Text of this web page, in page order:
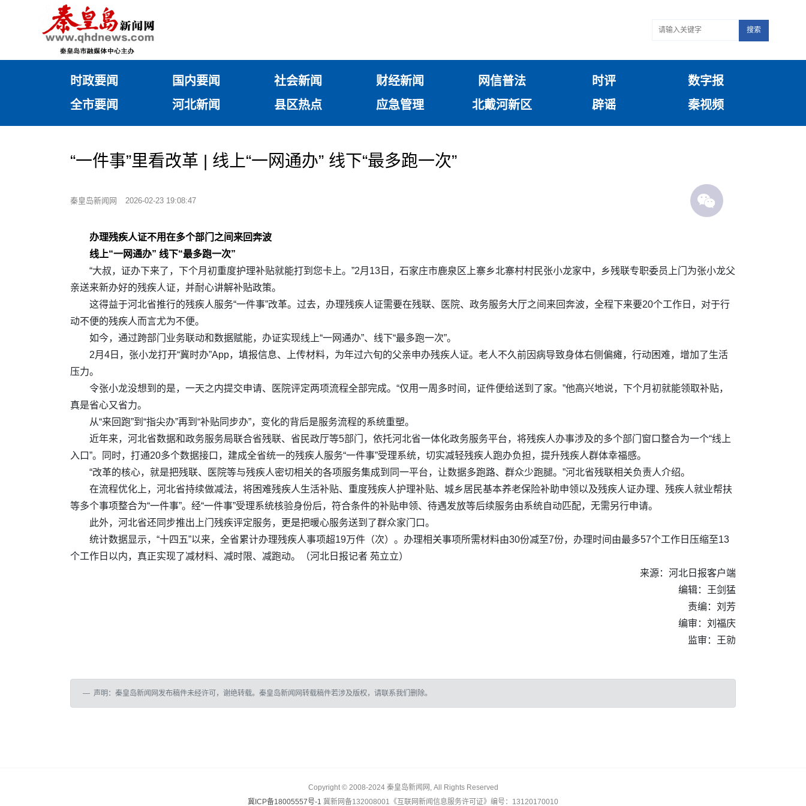
搜索
时政要闻 国内要闻 社会新闻 财经新闻 网信普法 时评
数字报
全市要闻
河北新闻 县区热点 应急管理 北戴河新区 辟谣 秦视频
“一件事”里看改革 | 线上“一网通办” 线下“最多跑一次”
秦皇岛新闻网 2026-02-23 19:08:47
办理残疾人证不用在多个部门之间来回奔波
线上“一网通办” 线下“最多跑一次”
“大叔，证办下来了，下个月初重度护理补贴就能打到您卡上。”2月13日，石家庄市鹿泉区上寨乡北寨村村民张小龙家中，乡残联专职委员上门为张小龙父
亲送来新办好的残疾人证，并耐心讲解补贴政策。
这得益于河北省推行的残疾人服务“一件事”改革。过去，办理残疾人证需要在残联、医院、政务服务大厅之间来回奔波，全程下来要20个工作日，对于行
动不便的残疾人而言尤为不便。
如今，通过跨部门业务联动和数据赋能，办证实现线上“一网通办”、线下“最多跑一次”。
2月4日，张小龙打开“冀时办”App，填报信息、上传材料，为年过六旬的父亲申办残疾人证。老人不久前因病导致身体右侧偏瘫，行动困难，增加了生活
压力。
令张小龙没想到的是，一天之内提交申请、医院评定两项流程全部完成。“仅用一周多时间，证件便给送到了家。”他高兴地说，下个月初就能领取补贴，
真是省心又省力。
从“来回跑”到“指尖办”再到“补贴同步办”，变化的背后是服务流程的系统重塑。
近年来，河北省数据和政务服务局联合省残联、省民政厅等5部门，依托河北省一体化政务服务平台，将残疾人办事涉及的多个部门窗口整合为一个“线上
入口”。同时，打通20多个数据接口，建成全省统一的残疾人服务“一件事”受理系统，切实减轻残疾人跑办负担，提升残疾人群体幸福感。
“改革的核心，就是把残联、医院等与残疾人密切相关的各项服务集成到同一平台，让数据多跑路、群众少跑腿。”河北省残联相关负责人介绍。
在流程优化上，河北省持续做减法，将困难残疾人生活补贴、重度残疾人护理补贴、城乡居民基本养老保险补助申领以及残疾人证办理、残疾人就业帮扶
等多个事项整合为“一件事”。经“一件事”受理系统核验身份后，符合条件的补贴申领、待遇发放等后续服务由系统自动匹配，无需另行申请。
此外，河北省还同步推出上门残疾评定服务，更是把暖心服务送到了群众家门口。
统计数据显示，“十四五”以来，全省累计办理残疾人事项超19万件（次）。办理相关事项所需材料由30份减至7份，办理时间由最多57个工作日压缩至13
个工作日以内，真正实现了减材料、减时限、减跑动。（河北日报记者 苑立立）
来源：河北日报客户端
编辑：王剑猛
责编：刘芳
编审：刘福庆
监审：王勍
声明：秦皇岛新闻网发布稿件未经许可，谢绝转载。秦皇岛新闻网转载稿件若涉及版权，请联系我们删除。
Copyright © 2008-2024 秦皇岛新闻网, All Rights Reserved
冀ICP备18005557号-1 冀新网备132008001《互联网新闻信息服务许可证》编号：13120170010